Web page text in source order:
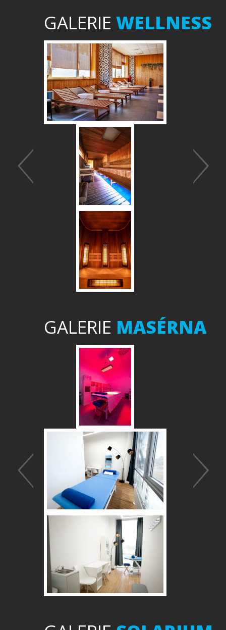
GALERIE WELLNESS
Předchozí
GALERIE MASÉRNA